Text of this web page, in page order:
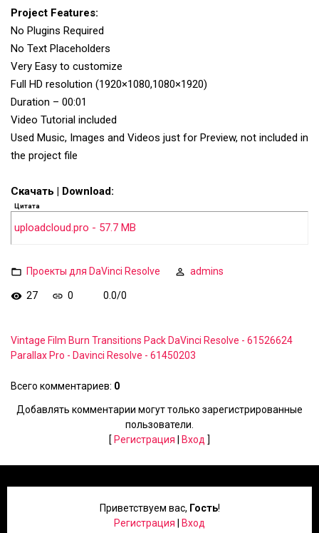
Project Features:
No Plugins Required
No Text Placeholders
Very Easy to customize
Full HD resolution (1920×1080,1080×1920)
Duration – 00:01
Video Tutorial included
Used Music, Images and Videos just for Preview, not included in
the project file
Скачать | Download:
Цитата
uploadcloud.pro - 57.7 MB
Проекты для DaVinci Resolve admins
27 0 0.0/0
Vintage Film Burn Transitions Pack DaVinci Resolve - 61526624
Parallax Pro - Davinci Resolve - 61450203
Всего комментариев: 0
Добавлять комментарии могут только зарегистрированные
пользователи.
[ Регистрация Вход ]
Приветствуем вас, Гость!
Регистрация
Вход